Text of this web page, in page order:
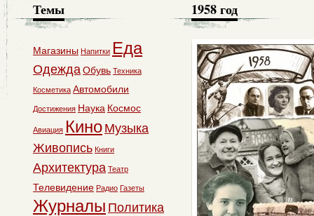
1958 год
Темы
Магазины Напитки Еда
ОдеждаОбувь Техника
Косметика Автомобили
Достижения Наука Космос
Авиация Кино Музыка
Живопись Книги
Архитектура Театр
Телевидение Радио Газеты
Журналы Политика